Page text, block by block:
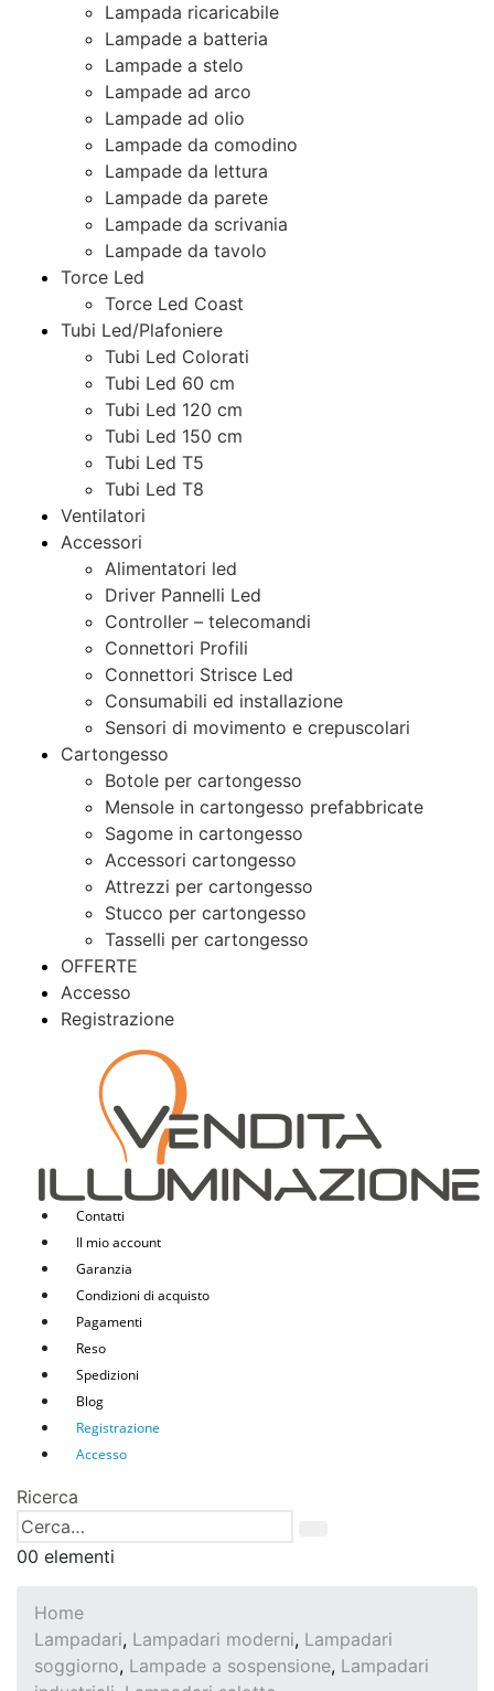
Lampada ricaricabile
Lampade a batteria
Lampade a stelo
Lampade ad arco
Lampade ad olio
Lampade da comodino
Lampade da lettura
Lampade da parete
Lampade da scrivania
Lampade da tavolo
Torce Led
Torce Led Coast
Tubi Led/Plafoniere
Tubi Led Colorati
Tubi Led 60 cm
Tubi Led 120 cm
Tubi Led 150 cm
Tubi Led T5
Tubi Led T8
Ventilatori
Accessori
Alimentatori led
Driver Pannelli Led
Controller – telecomandi
Connettori Profili
Connettori Strisce Led
Consumabili ed installazione
Sensori di movimento e crepuscolari
Cartongesso
Botole per cartongesso
Mensole in cartongesso prefabbricate
Sagome in cartongesso
Accessori cartongesso
Attrezzi per cartongesso
Stucco per cartongesso
Tasselli per cartongesso
OFFERTE
Accesso
Registrazione
Contatti
Il mio account
Garanzia
Condizioni di acquisto
Pagamenti
Reso
Spedizioni
Blog
Registrazione
Accesso
Ricerca
00 elementi
Home
Lampadari, Lampadari moderni, Lampadari
soggiorno, Lampade a sospensione, Lampadari